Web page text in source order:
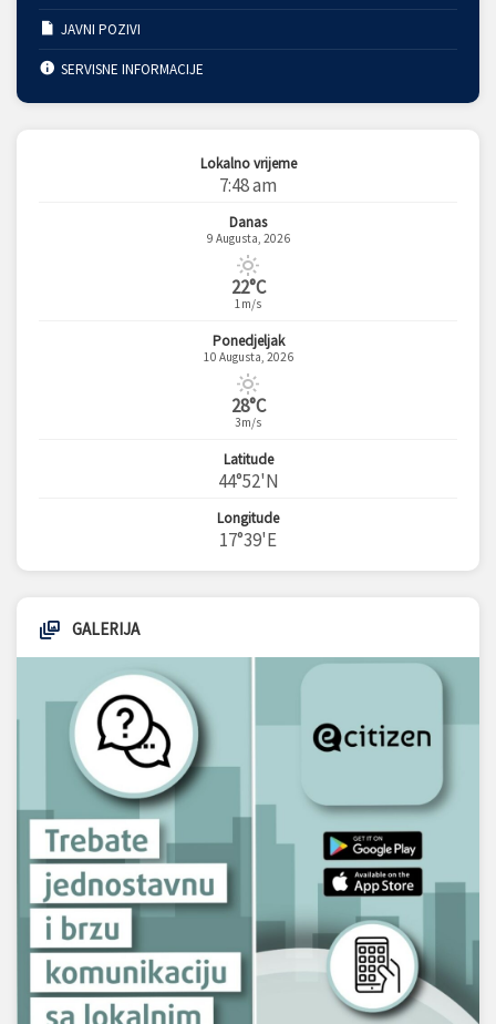
JAVNI POZIVI
SERVISNE INFORMACIJE
Lokalno vrijeme
7:48 am
Danas
9 Augusta, 2026
22°C
1m/s
Ponedjeljak
10 Augusta, 2026
28°C
3m/s
Latitude
44°52'N
Longitude
17°39'E
GALERIJA